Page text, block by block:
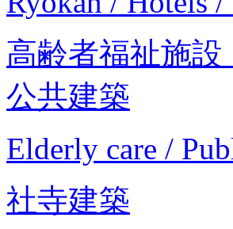
高齢者福祉施設
公共建築
Elderly care /
社寺建築